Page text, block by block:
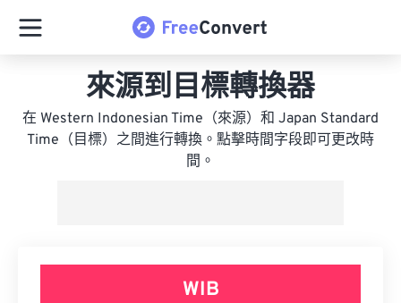
來源到目標轉換器
在 Western Indonesian Time（來源）和 Japan Standard
Time（目標）之間進行轉換。點擊時間字段即可更改時
間。
WIB